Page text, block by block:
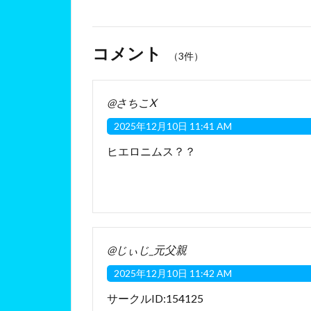
コメント （3件）
@さちこX
2025年12月10日 11:41 AM
ヒエロニムス？？
@じぃじ_元父親
2025年12月10日 11:42 AM
サークルID:154125